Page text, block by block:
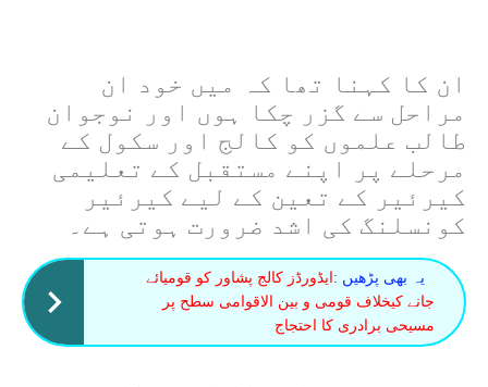
ان کا کہنا تھا کہ میں خود ان
مراحل سے گزر چکا ہوں اور نوجوان
طالب علموں کو کالج اور سکول کے
مرحلے پر اپنے مستقبل کے تعلیمی
کیرئیر کے تعین کے لیے کیرئیر
کونسلنگ کی اشد ضرورت ہوتی ہے۔
یہ بھی پڑھیں :ایڈورڈز کالج پشاور کو قومیائے
جانے کیخلاف قومی و بین الاقوامی سطح پر
مسیحی برادری کا احتجاج